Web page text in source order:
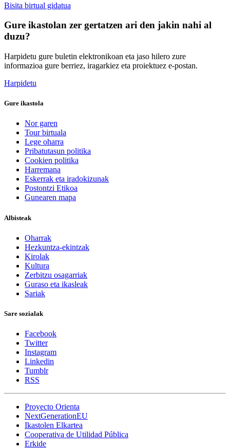
Bisita birtual gidatua
Gure ikastolan zer gertatzen ari den jakin nahi al
duzu?
Harpidetu gure buletin elektronikoan eta jaso hilero zure
informazioa gure berriez, iragarkiez eta proiektuez e-postan.
Harpidetu
Gure ikastola
Nor garen
Tour birtuala
Lege oharra
Pribatutasun politika
Cookien politika
Harremana
Eskerrak eta iradokizunak
Postontzi Etikoa
Gunearen mapa
Albisteak
Oharrak
Hezkuntza-ekintzak
Kirolak
Kultura
Zerbitzu osagarriak
Guraso eta ikasleak
Sariak
Sare sozialak
Facebook
Twitter
Instagram
Linkedin
Tumblr
RSS
Proyecto Orienta
NextGenerationEU
Ikastolen Elkartea
Cooperativa de Utilidad Pública
Erkide